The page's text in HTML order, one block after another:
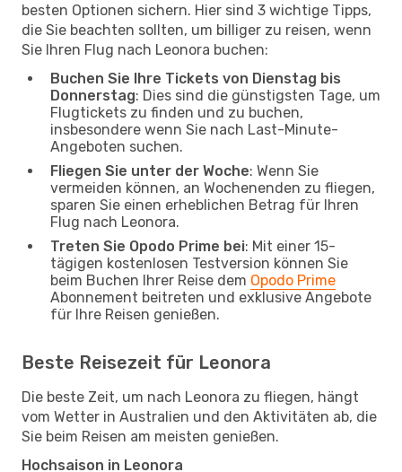
besten Optionen sichern. Hier sind 3 wichtige Tipps,
die Sie beachten sollten, um billiger zu reisen, wenn
Sie Ihren Flug nach Leonora buchen:
Buchen Sie Ihre Tickets von Dienstag bis
Donnerstag: Dies sind die günstigsten Tage, um
Flugtickets zu finden und zu buchen,
insbesondere wenn Sie nach Last-Minute-
Angeboten suchen.
Fliegen Sie unter der Woche: Wenn Sie
vermeiden können, an Wochenenden zu fliegen,
sparen Sie einen erheblichen Betrag für Ihren
Flug nach Leonora.
Treten Sie Opodo Prime bei: Mit einer 15-
tägigen kostenlosen Testversion können Sie
beim Buchen Ihrer Reise dem Opodo Prime
Abonnement beitreten und exklusive Angebote
für Ihre Reisen genießen.
Beste Reisezeit für Leonora
Die beste Zeit, um nach Leonora zu fliegen, hängt
vom Wetter in Australien und den Aktivitäten ab, die
Sie beim Reisen am meisten genießen.
Hochsaison in Leonora